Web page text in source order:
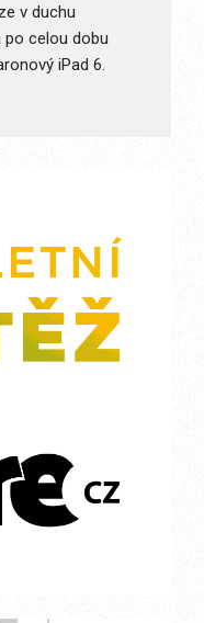
v duchu
po celou dobu
iPad 6.